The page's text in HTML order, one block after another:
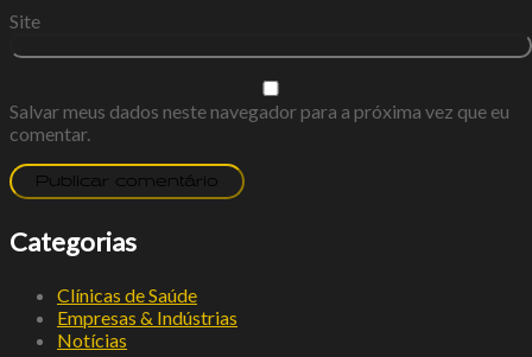
Site
Salvar meus dados neste navegador para a próxima vez que eu
comentar.
Categorias
Clínicas de Saúde
Empresas & Indústrias
Notícias